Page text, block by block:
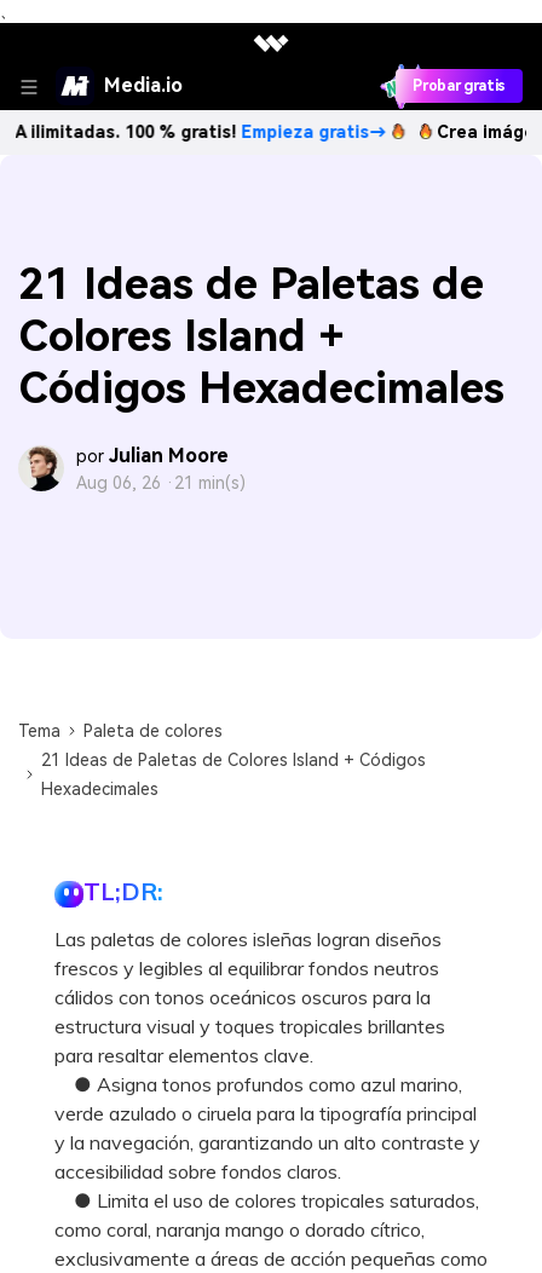
、
Media.io Probar gratis
100 % gratis! Empieza gratis→ Crea imágenes IA
21 Ideas de Paletas de
Colores Island +
Códigos Hexadecimales
por Julian Moore
Aug 06, 26 · 21 min(s)
Tema
Paleta de colores
21 Ideas de Paletas de Colores Island + Códigos
Hexadecimales
TL;DR:
Las paletas de colores isleñas logran diseños
frescos y legibles al equilibrar fondos neutros
cálidos con tonos oceánicos oscuros para la
estructura visual y toques tropicales brillantes
para resaltar elementos clave.
● Asigna tonos profundos como azul marino,
verde azulado o ciruela para la tipografía principal
y la navegación, garantizando un alto contraste y
accesibilidad sobre fondos claros.
● Limita el uso de colores tropicales saturados,
como coral, naranja mango o dorado cítrico,
exclusivamente a áreas de acción pequeñas como